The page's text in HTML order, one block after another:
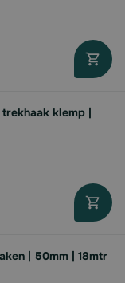
klemp |
| 50mm | 18mtr